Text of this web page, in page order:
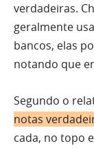
verdadeiras.
geralmente
bancos, elas
notando que
Segundo o
notas
cada, no topo